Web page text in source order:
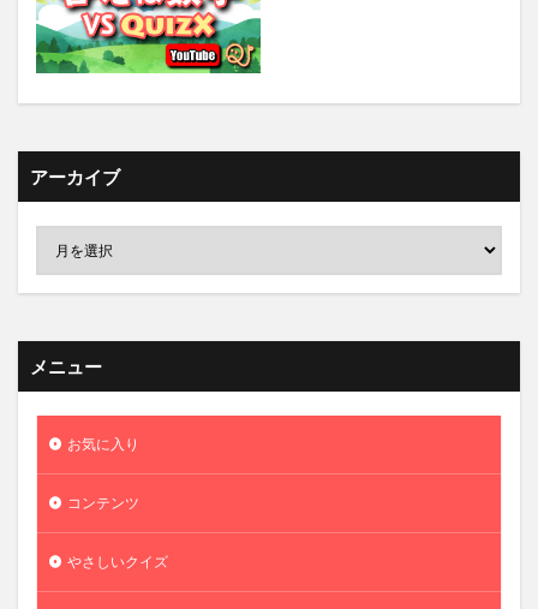
アーカイブ
メニュー
お気に入り
コンテンツ
やさしいクイズ